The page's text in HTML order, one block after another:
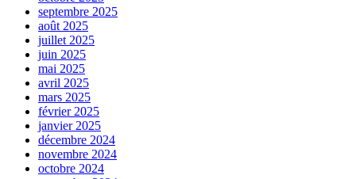
septembre 2025
août 2025
juillet 2025
juin 2025
mai 2025
avril 2025
mars 2025
février 2025
janvier 2025
décembre 2024
novembre 2024
octobre 2024